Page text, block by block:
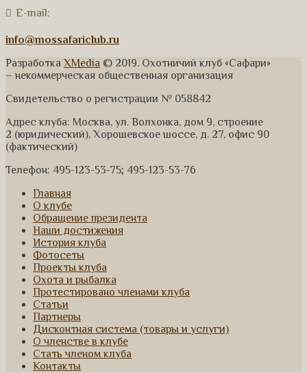
E-mail:
info@mossafariclub.ru
Разработка XMedia © 2019. Охотничий клуб «Сафари»
– некоммерческая общественная организация
Свидетельство о регистрации № 058842
Адрес клуба: Москва, ул. Волхонка, дом 9, строение
2 (юридический), Хорошевское шоссе, д. 27, офис 90
(фактический)
Телефон: 495-123-53-75; 495-123-53-76
Главная
О клубе
Обращение президента
Наши достижения
История клуба
Фотосеты
Проекты клуба
Охота и рыбалка
Протестировано членами клуба
Статьи
Партнеры
Дисконтная система (товары и услуги)
О членстве в клубе
Стать членом клуба
Контакты